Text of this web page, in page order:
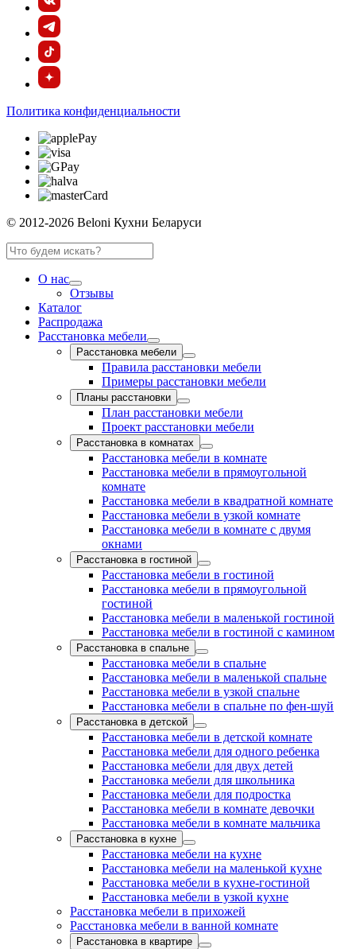
Политика конфиденциальности
© 2012-2026 Beloni Кухни Беларуси
О нас
Отзывы
Каталог
Распродажа
Расстановка мебели
Расстановка мебели
Правила расстановки мебели
Примеры расстановки мебели
Планы расстановки
План расстановки мебели
Проект расстановки мебели
Расстановка в комнатах
Расстановка мебели в комнате
Расстановка мебели в прямоугольной
комнате
Расстановка мебели в квадратной комнате
Расстановка мебели в узкой комнате
Расстановка мебели в комнате с двумя
окнами
Расстановка в гостиной
Расстановка мебели в гостиной
Расстановка мебели в прямоугольной
гостиной
Расстановка мебели в маленькой гостиной
Расстановка мебели в гостиной с камином
Расстановка в спальне
Расстановка мебели в спальне
Расстановка мебели в маленькой спальне
Расстановка мебели в узкой спальне
Расстановка мебели в спальне по фен-шуй
Расстановка в детской
Расстановка мебели в детской комнате
Расстановка мебели для одного ребенка
Расстановка мебели для двух детей
Расстановка мебели для школьника
Расстановка мебели для подростка
Расстановка мебели в комнате девочки
Расстановка мебели в комнате мальчика
Расстановка в кухне
Расстановка мебели на кухне
Расстановка мебели на маленькой кухне
Расстановка мебели в кухне-гостиной
Расстановка мебели в узкой кухне
Расстановка мебели в прихожей
Расстановка мебели в ванной комнате
Расстановка в квартире